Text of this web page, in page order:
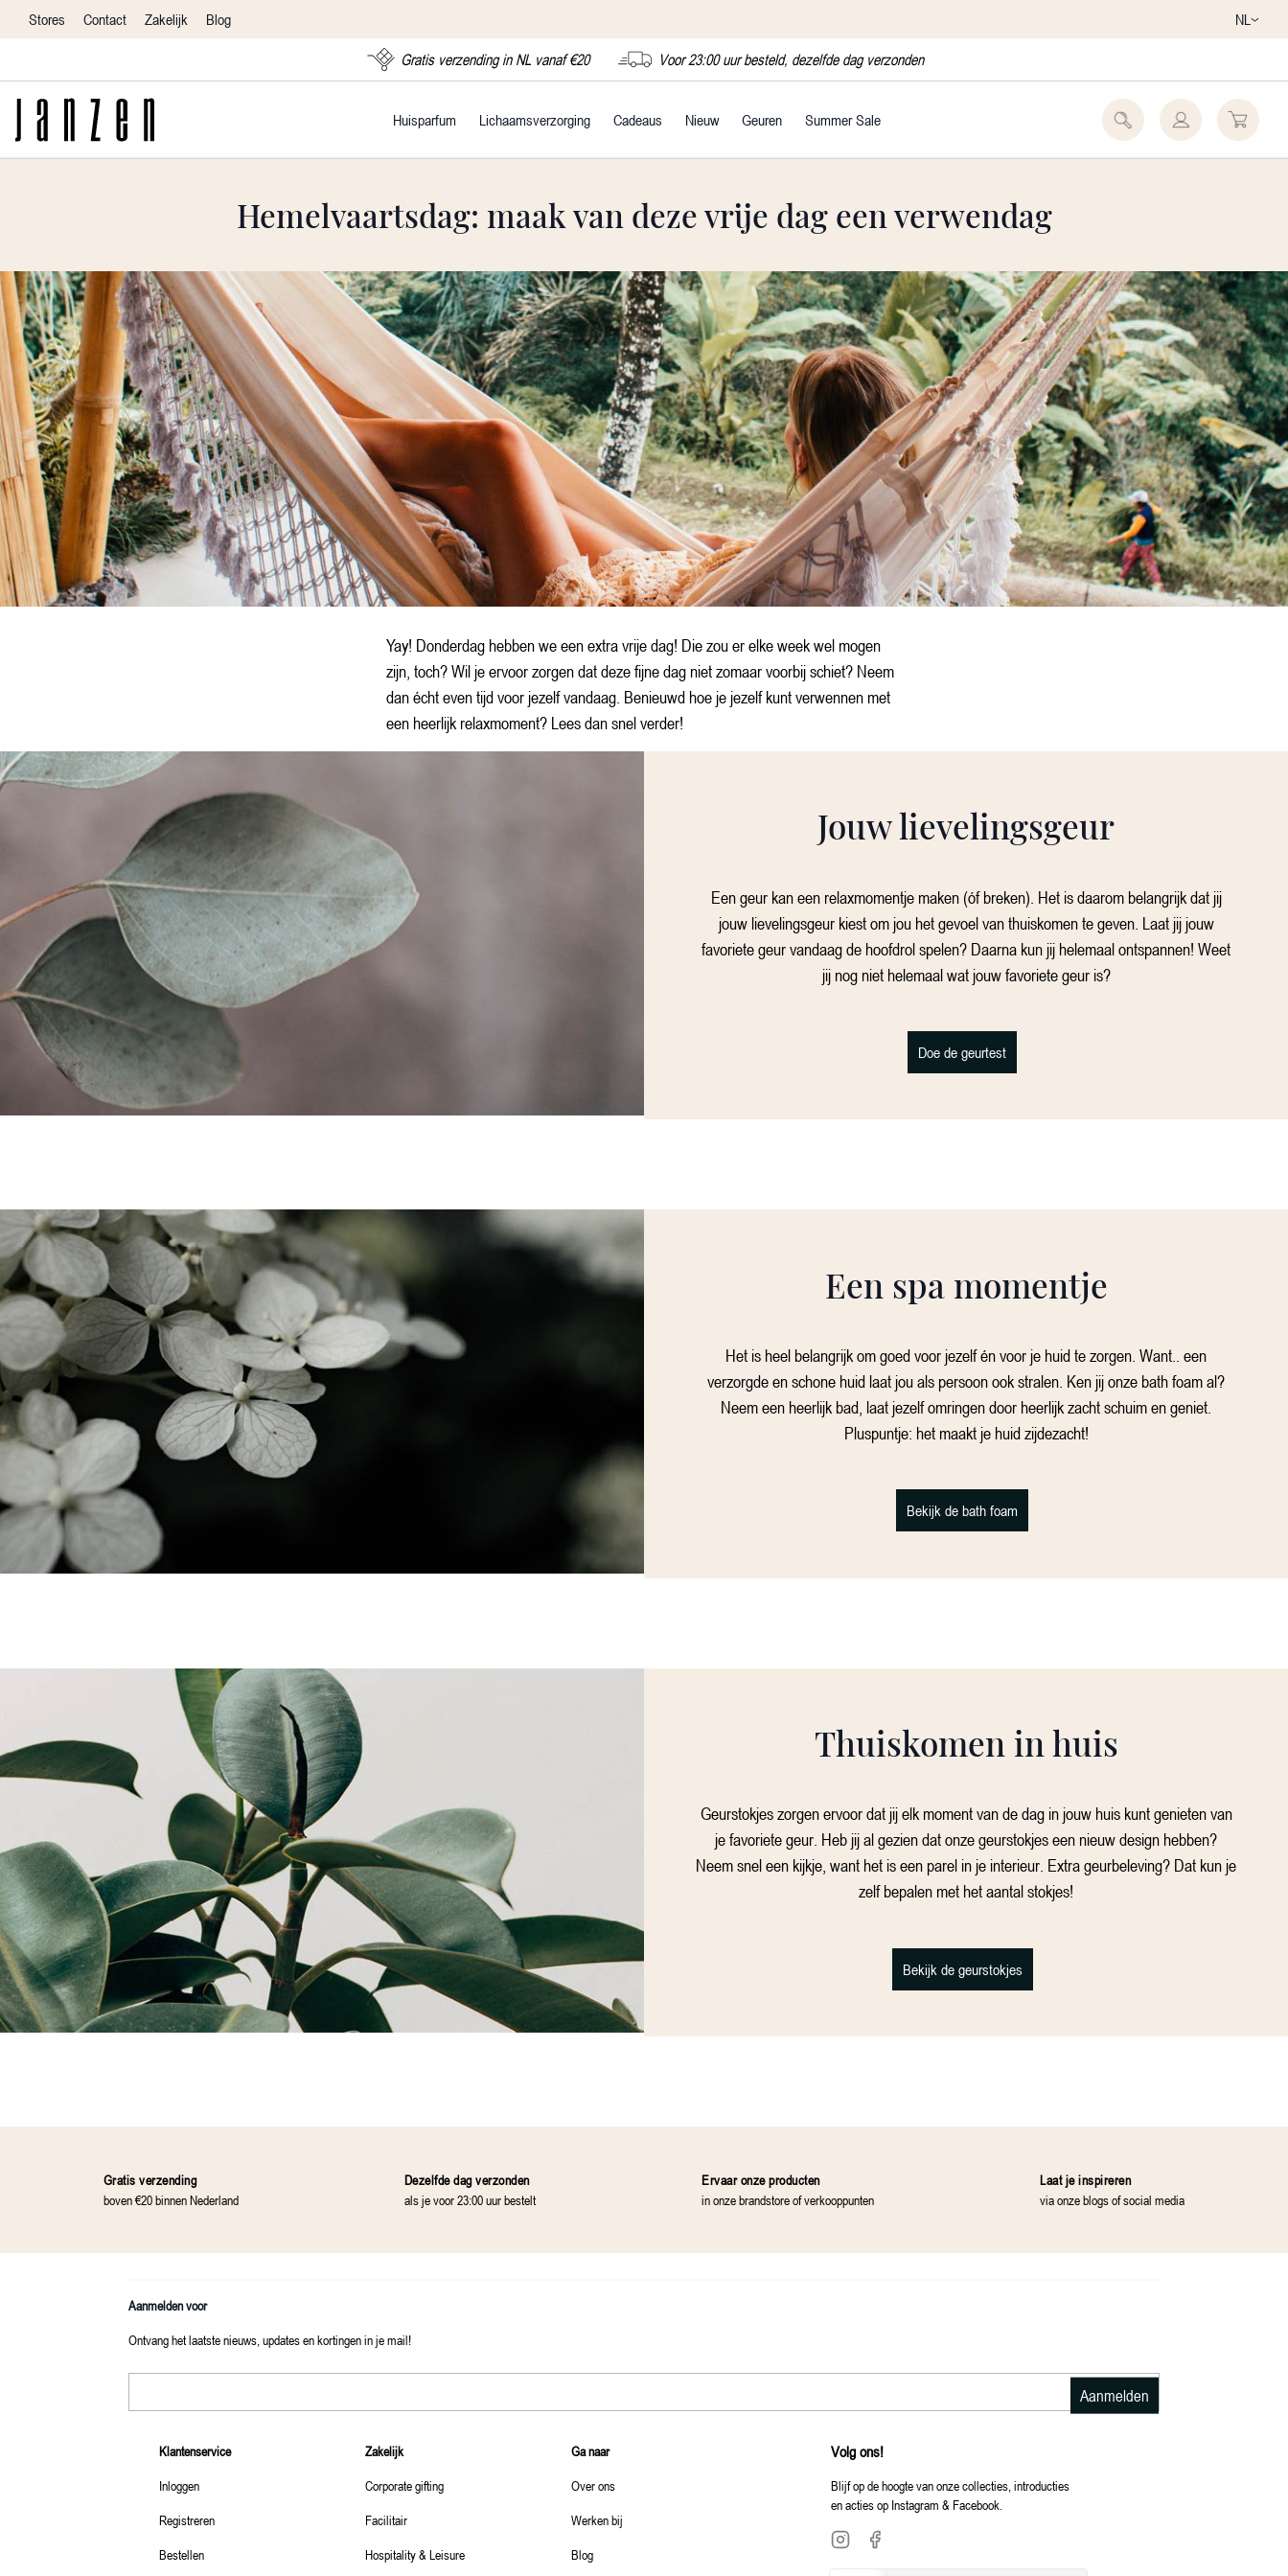
Stores Contact Zakelijk Blog NL
Gratis verzending in NL vanaf €20 Voor 23:00 uur besteld, dezelfde dag verzonden
Huisparfum Lichaamsverzorging Cadeaus Nieuw Geuren Summer Sale
Hemelvaartsdag: maak van deze vrije dag een verwendag
Yay! Donderdag hebben we een extra vrije dag! Die zou er elke week wel mogen
zijn, toch? Wil je ervoor zorgen dat deze fijne dag niet zomaar voorbij schiet? Neem
dan écht even tijd voor jezelf vandaag. Benieuwd hoe je jezelf kunt verwennen met
een heerlijk relaxmoment? Lees dan snel verder!
Jouw lievelingsgeur
Een geur kan een relaxmomentje maken (óf breken). Het is daarom belangrijk dat jij
jouw lievelingsgeur kiest om jou het gevoel van thuiskomen te geven. Laat jij jouw
favoriete geur vandaag de hoofdrol spelen? Daarna kun jij helemaal ontspannen! Weet
jij nog niet helemaal wat jouw favoriete geur is?
Doe de geurtest
Een spa momentje
Het is heel belangrijk om goed voor jezelf én voor je huid te zorgen. Want.. een
verzorgde en schone huid laat jou als persoon ook stralen. Ken jij onze bath foam al?
Neem een heerlijk bad, laat jezelf omringen door heerlijk zacht schuim en geniet.
Pluspuntje: het maakt je huid zijdezacht!
Bekijk de bath foam
Thuiskomen in huis
Geurstokjes zorgen ervoor dat jij elk moment van de dag in jouw huis kunt genieten van
je favoriete geur. Heb jij al gezien dat onze geurstokjes een nieuw design hebben?
Neem snel een kijkje, want het is een parel in je interieur. Extra geurbeleving? Dat kun je
zelf bepalen met het aantal stokjes!
Bekijk de geurstokjes
Gratis verzending
boven €20 binnen Nederland
Dezelfde dag verzonden
als je voor 23:00 uur bestelt
Ervaar onze producten
in onze brandstore of verkooppunten
Laat je inspireren
via onze blogs of social media
Aanmelden voor
Ontvang het laatste nieuws, updates en kortingen in je mail!
Aanmelden
Klantenservice
Inloggen
Registreren
Bestellen
Zakelijk
Corporate gifting
Facilitair
Hospitality & Leisure
Ga naar
Over ons
Werken bij
Blog
Volg ons!
Blijf op de hoogte van onze collecties, introducties
en acties op Instagram & Facebook.